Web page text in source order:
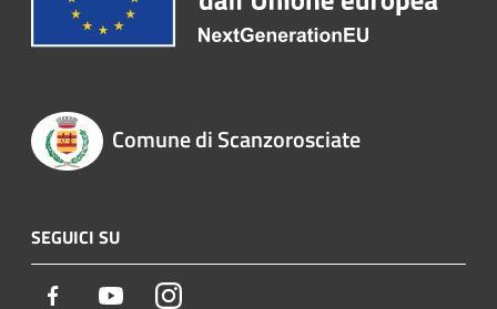
Comune di Scanzorosciate
SEGUICI SU
Facebook YoutubeInstagram